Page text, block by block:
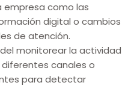
empresa como las
digital o cambios
de atención.
monitorear la actividad
canales o
para detectar